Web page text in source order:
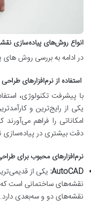
انواع روش‌های پیاده‌سازی
در ادامه به بررسی روش
استفاده از نرم‌افزارهای
با پیشرفت تکنولوژی،
یکی از رایج‌ترین و
امکاناتی را فراهم
دقت بیشتری در پیاده‌سازی
نرم‌افزارهای محبوب برای
AutoCAD: یکی از
نقشه‌های ساختمانی است که
نقشه‌های دو و سه‌بعدی دارد.